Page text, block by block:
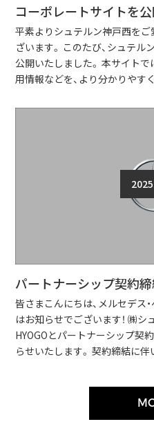
コーポレートサイトを
平素よりシュテルン神戸西を
ざいます。 このたび、シュテ
公開いたしました。 本サイトで
用情報などを、より分かりや
パートナーシップ契約
皆さまこんにちは、メルセデス
はお知らせでございます！ ㈱シ
HYOGOとパートナーシップ契
らせいたします。 契約締結に